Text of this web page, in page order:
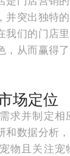
并突出独特
我们的门店
，从而赢得
场定位
求并制定相
和数据分析
物且关注宠